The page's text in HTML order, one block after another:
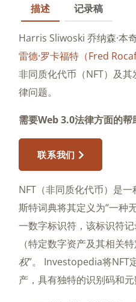
描述 记录稿
Harris Sliwoski 乔纳森·本
雷德·罗卡福特（Fred
非同质化代币（NFT）及
律问题。
需要Web 3.0法律方面的帮
联系我们
NFT（非同质化代币）是
斯特词典将其定义为“一种
一数字标识符，该标识符
（特定数字资产及其相关特
权”。 Investopedia将NFT
产，具有独特的识别码和